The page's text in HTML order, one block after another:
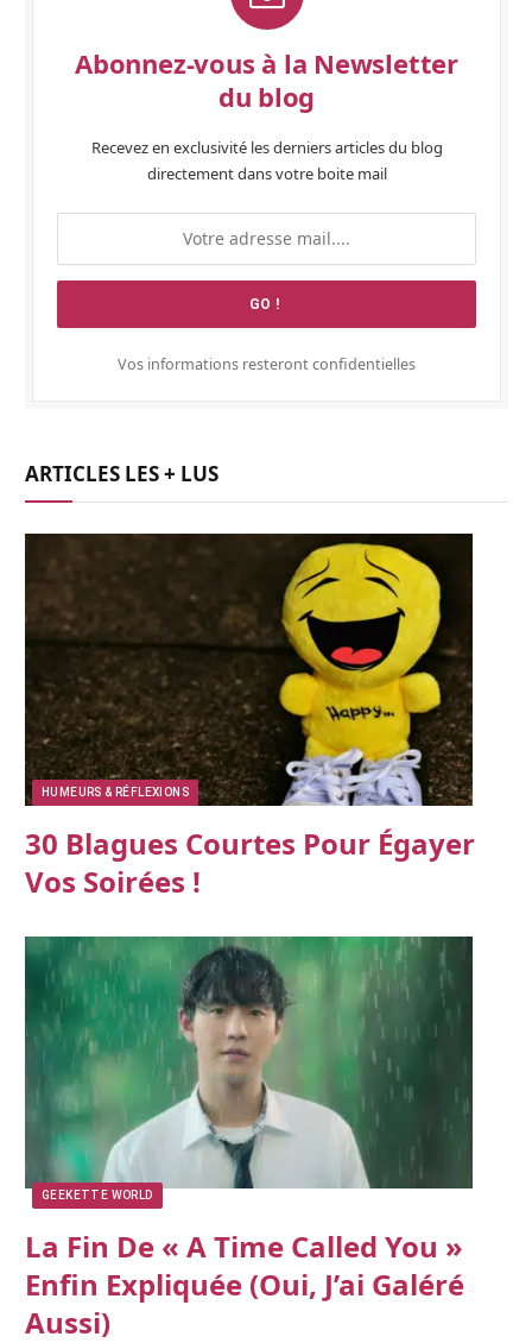
Abonnez-vous à la Newsletter
du blog
Recevez en exclusivité les derniers articles du blog
directement dans votre boite mail
Vos informations resteront confidentielles
ARTICLES LES + LUS
HUMEURS & RÉFLEXIONS
30 Blagues Courtes Pour Égayer
Vos Soirées !
GEEKETTE WORLD
La Fin De « A Time Called You »
Enfin Expliquée (oui, J’ai Galéré
Aussi)